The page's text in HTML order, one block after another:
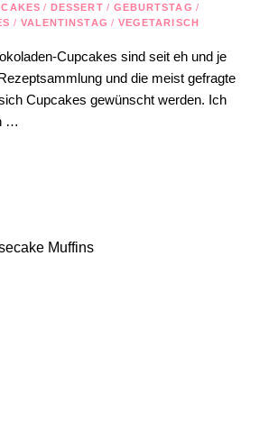
/ DESSERT / GEBURTSTAG /
/ VALENTINSTAG / VEGETARISCH
Cupcakes sind seit eh und je
und die meist gefragte
Cupcakes gewünscht werden. Ich
…